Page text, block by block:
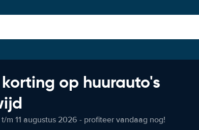
korting op huurauto's
m 11 augustus 2026 - profiteer vandaag nog!